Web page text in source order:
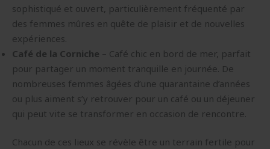
sophistiqué et ouvert, particulièrement fréquenté par
des femmes mûres en quête de plaisir et de nouvelles
expériences.
Café de la Corniche – Café chic en bord de mer, parfait
pour partager un moment tranquille en journée. De
nombreuses femmes âgées d’une quarantaine d’années
ou plus aiment s’y retrouver pour un café ou un déjeuner
qui peut vite se transformer en occasion de rencontre.
Chacun de ces lieux se révèle être un terrain fertile pour